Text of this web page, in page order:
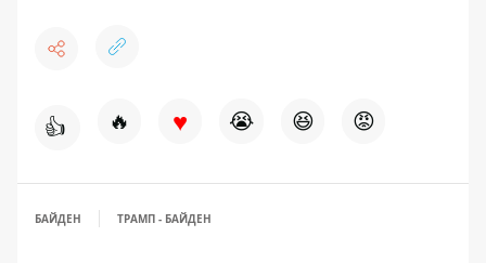
👍 🔥 ♥ 😭 😆 😡
БАЙДЕН ТРАМП - БАЙДЕН